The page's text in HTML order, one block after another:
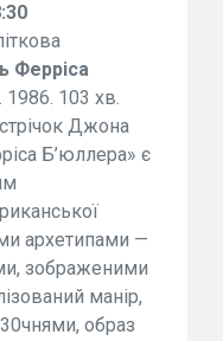
Ферріса
103 хв.
Джона
Б’юллера» є
архетипами —
зображеними
манір,
образ